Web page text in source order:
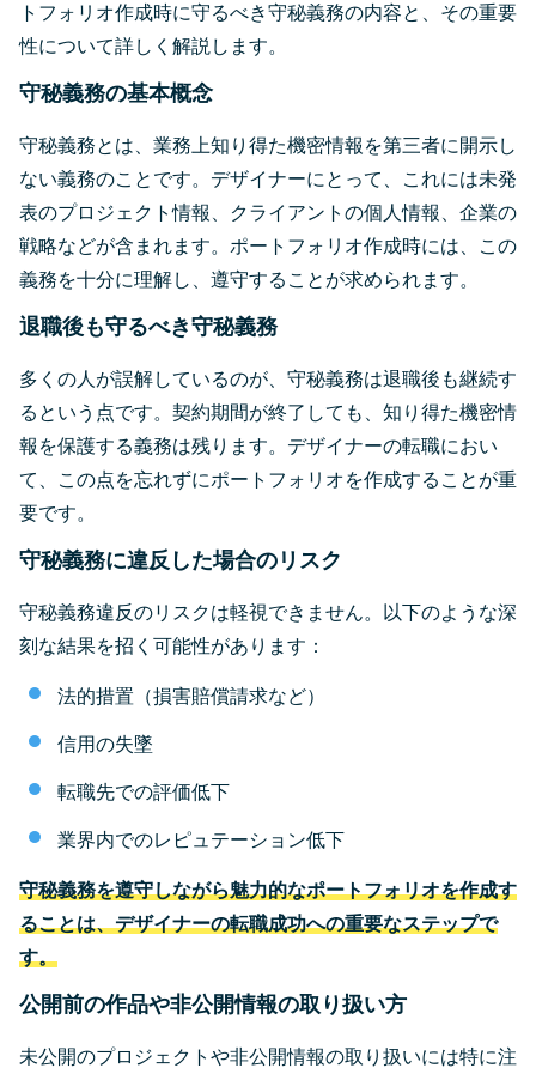
トフォリオ作成時に守るべき守秘義務の内容と、その重要
性について詳しく解説します。
守秘義務の基本概念
守秘義務とは、業務上知り得た機密情報を第三者に開示し
ない義務のことです。デザイナーにとって、これには未発
表のプロジェクト情報、クライアントの個人情報、企業の
戦略などが含まれます。ポートフォリオ作成時には、この
義務を十分に理解し、遵守することが求められます。
退職後も守るべき守秘義務
多くの人が誤解しているのが、守秘義務は退職後も継続す
るという点です。契約期間が終了しても、知り得た機密情
報を保護する義務は残ります。デザイナーの転職におい
て、この点を忘れずにポートフォリオを作成することが重
要です。
守秘義務に違反した場合のリスク
守秘義務違反のリスクは軽視できません。以下のような深
刻な結果を招く可能性があります：
法的措置（損害賠償請求など）
信用の失墜
転職先での評価低下
業界内でのレピュテーション低下
守秘義務を遵守しながら魅力的なポートフォリオを作成す
ることは、デザイナーの転職成功への重要なステップで
す。
公開前の作品や非公開情報の取り扱い方
未公開のプロジェクトや非公開情報の取り扱いには特に注